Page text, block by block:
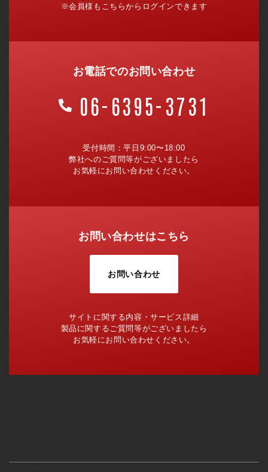
※会員様もこちらからログインできます
お電話でのお問い合わせ
06-6395-3731
受付時間：平日9:00〜18:00
弊社へのご質問等がございましたら
お気軽にお問い合わせください。
お問い合わせはこちら
お問い合わせ
サイトに関する内容・サービス詳細
製品に関するご質問等がございましたら
お気軽にお問い合わせください。